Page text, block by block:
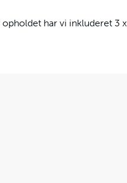
har vi inkluderet 3 x